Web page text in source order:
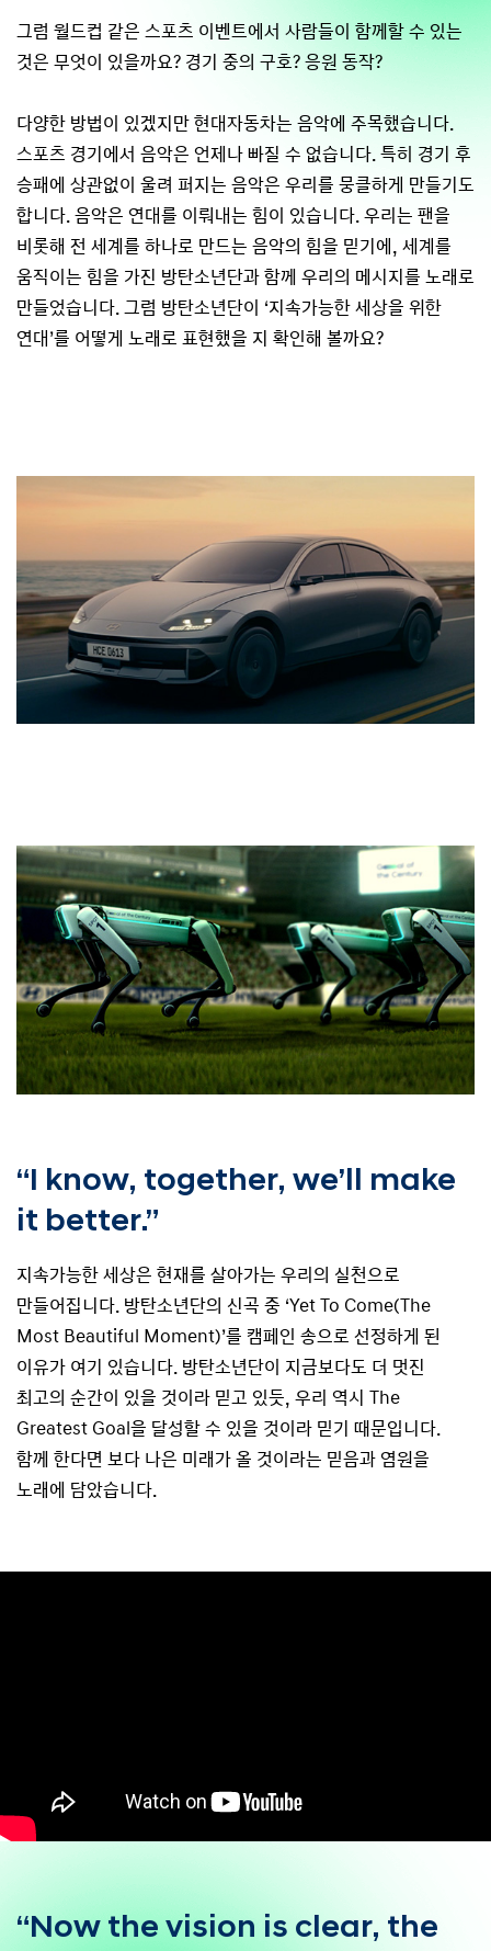
그럼 월드컵 같은 스포츠 이벤트에서 사람들이 함께할 수 있는
것은 무엇이 있을까요? 경기 중의 구호? 응원 동작?
다양한 방법이 있겠지만 현대자동차는 음악에 주목했습니다.
스포츠 경기에서 음악은 언제나 빠질 수 없습니다. 특히 경기 후
승패에 상관없이 울려 퍼지는 음악은 우리를 뭉클하게 만들기도
합니다. 음악은 연대를 이뤄내는 힘이 있습니다. 우리는 팬을
비롯해 전 세계를 하나로 만드는 음악의 힘을 믿기에, 세계를
움직이는 힘을 가진 방탄소년단과 함께 우리의 메시지를 노래로
만들었습니다. 그럼 방탄소년단이 ‘지속가능한 세상을 위한
연대’를 어떻게 노래로 표현했을 지 확인해 볼까요?
“I know, together, we’ll make
it better.”
지속가능한 세상은 현재를 살아가는 우리의 실천으로
만들어집니다. 방탄소년단의 신곡 중 ‘Yet To Come(The
Most Beautiful Moment)’를 캠페인 송으로 선정하게 된
이유가 여기 있습니다. 방탄소년단이 지금보다도 더 멋진
최고의 순간이 있을 것이라 믿고 있듯, 우리 역시 The
Greatest Goal을 달성할 수 있을 것이라 믿기 때문입니다.
함께 한다면 보다 나은 미래가 올 것이라는 믿음과 염원을
노래에 담았습니다.
“Now the vision is clear, the